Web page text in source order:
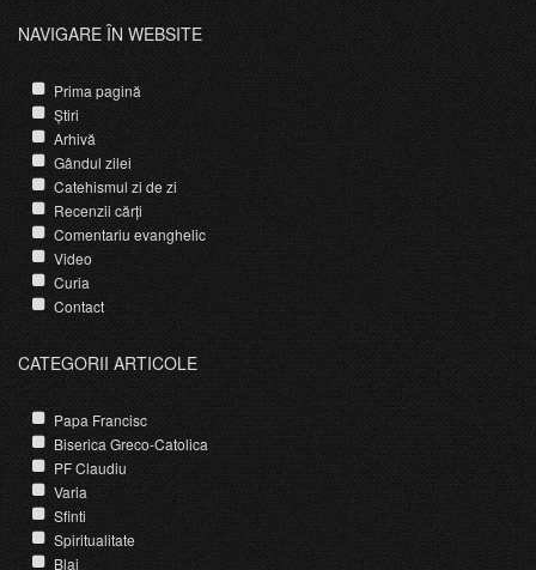
NAVIGARE ÎN WEBSITE
Prima pagină
Știri
Arhivă
Gândul zilei
Catehismul zi de zi
Recenzii cărți
Comentariu evanghelic
Video
Curia
Contact
CATEGORII ARTICOLE
Papa Francisc
Biserica Greco-Catolica
PF Claudiu
Varia
Sfinti
Spiritualitate
Blaj